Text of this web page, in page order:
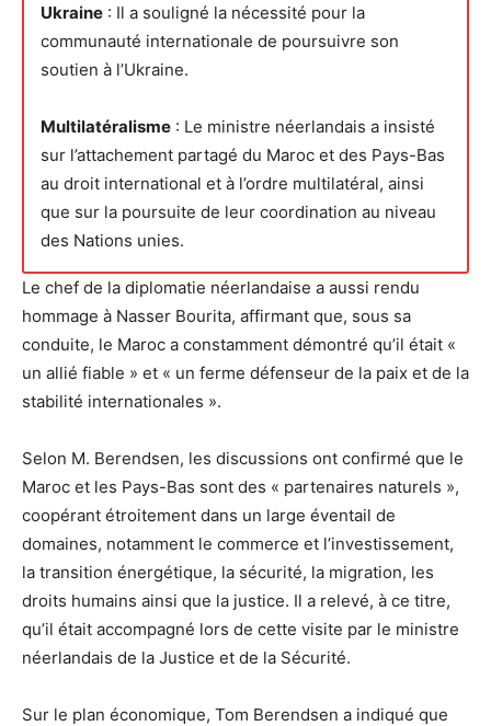
Ukraine : Il a souligné la nécessité pour la
communauté internationale de poursuivre son
soutien à l’Ukraine.
Multilatéralisme : Le ministre néerlandais a insisté
sur l’attachement partagé du Maroc et des Pays-Bas
au droit international et à l’ordre multilatéral, ainsi
que sur la poursuite de leur coordination au niveau
des Nations unies.
Le chef de la diplomatie néerlandaise a aussi rendu
hommage à Nasser Bourita, affirmant que, sous sa
conduite, le Maroc a constamment démontré qu’il était «
un allié fiable » et « un ferme défenseur de la paix et de la
stabilité internationales ».
Selon M. Berendsen, les discussions ont confirmé que le
Maroc et les Pays-Bas sont des « partenaires naturels »,
coopérant étroitement dans un large éventail de
domaines, notamment le commerce et l’investissement,
la transition énergétique, la sécurité, la migration, les
droits humains ainsi que la justice. Il a relevé, à ce titre,
qu’il était accompagné lors de cette visite par le ministre
néerlandais de la Justice et de la Sécurité.
Sur le plan économique, Tom Berendsen a indiqué que